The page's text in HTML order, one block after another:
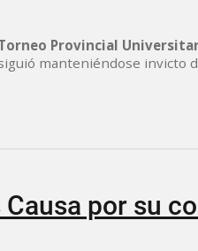
Provincial
manteniéndose invicto
por su